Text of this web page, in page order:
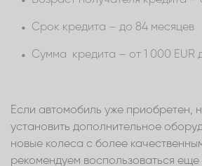
Срок кредита – до 84 месяцев
Сумма кредита – от 1 000 EUR
Если автомобиль уже приобретен,
установить дополнительное
новые колеса с более
рекомендуем воспользоваться